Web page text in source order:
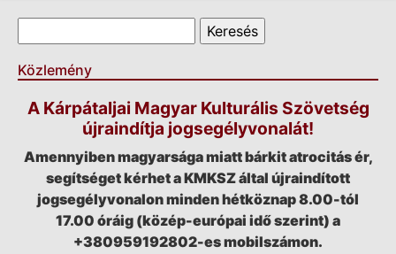
Keresés űrlap
Keresés
Közlemény
A Kárpátaljai Magyar Kulturális Szövetség
újraindítja jogsegélyvonalát!
Amennyiben magyarsága miatt bárkit atrocitás ér,
segítséget kérhet a KMKSZ által újraindított
jogsegélyvonalon minden hétköznap 8.00-tól
17.00 óráig (közép-európai idő szerint) a
+380959192802-es mobilszámon.